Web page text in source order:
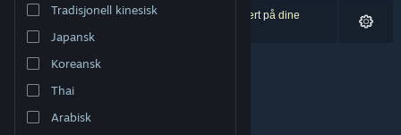
Bytt språk
Skaff deg Steam-appen på mobil
Vis skrivebordsversjon
Tradisjonell kinesisk
Japansk
Koreansk
Thai
Arabisk
0 treff på søket. 4 produkter er blitt utelukket basert på dine
innstillinger.